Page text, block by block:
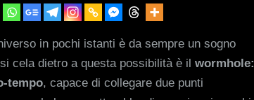
teorico
per
crearne
uno
in pochi istanti è da sempre un sogno
cela dietro a questa possibilità è il wormhole:
tempo, capace di collegare due punti